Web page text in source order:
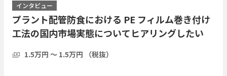
インタビュー
プラント配管防食における PE フィルム巻き付け
工法の国内市場実態についてヒアリングしたい
1.5万円 〜 1.5万円 （税抜）